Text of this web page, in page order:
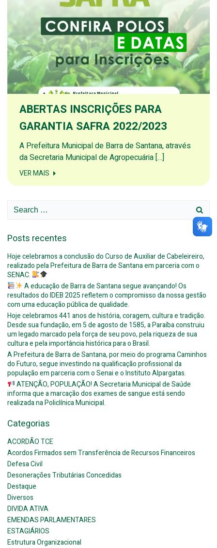
ABERTAS INSCRIÇÕES PARA
GARANTIA SAFRA 2022/2023
A Prefeitura Municipal de Barra de Santana, através
da Secretaria Municipal de Agropecuária […]
VER MAIS
Search
Posts recentes
Hoje celebramos a conclusão do Curso de Auxiliar de Cabeleireiro,
realizado pela Prefeitura de Barra de Santana em parceria com o
SENAC.
A educação de Barra de Santana segue avançando! Os
resultados do IDEB 2025 refletem o compromisso da nossa gestão
com uma educação pública de qualidade.
Hoje celebramos 441 anos de história, coragem, cultura e tradição.
Desde sua fundação, em 5 de agosto de 1585, a Paraíba construiu
um legado marcado pela força de seu povo, pela riqueza de sua
cultura e pela importância histórica para o Brasil.
A Prefeitura de Barra de Santana, por meio do programa Caminhos
do Futuro, segue investindo na qualificação profissional da
população em parceria com o Senai e o Instituto Alpargatas.
ATENÇÃO, POPULAÇÃO! A Secretaria Municipal de Saúde
informa que a marcação dos exames de sangue está sendo
realizada na Policlínica Municipal.
Categorias
ACORDÃO TCE
Acordos Firmados sem Transferência de Recursos Financeiros
Defesa Civil
Desonerações Tributárias Concedidas
Destaque
Diversos
DIVIDA ATIVA
EMENDAS PARLAMENTARES
ESTAGIÁRIOS
Estrutura Organizacional